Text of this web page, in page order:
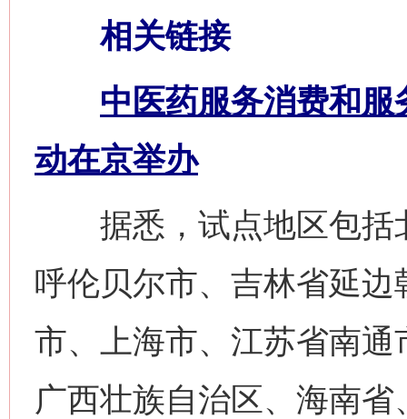
相关链接
中医药服务消费和
动在京举办
据悉，试点地区包括
呼伦贝尔市、吉林省延
市、上海市、江苏省南
广西壮族自治区、海南